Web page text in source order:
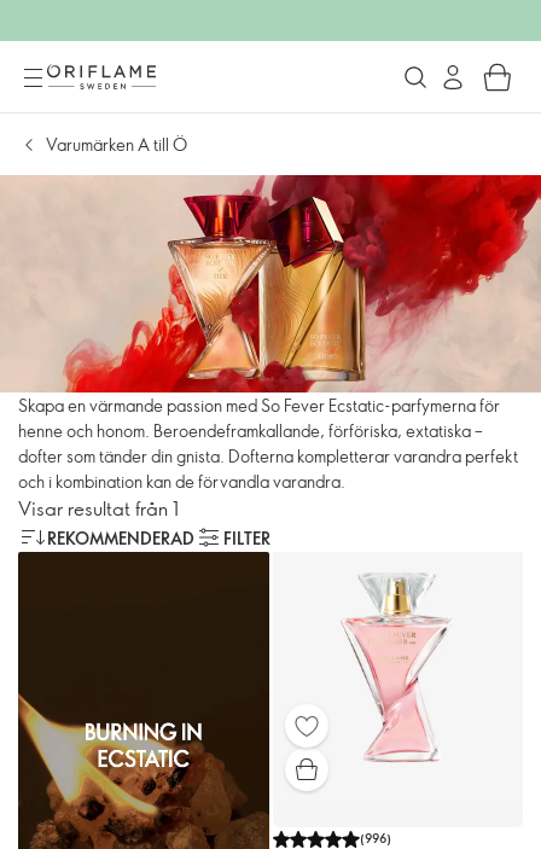
Varumärken A till Ö
Skapa en värmande passion med So Fever Ecstatic-parfymerna för
henne och honom. Beroendeframkallande, förföriska, extatiska –
dofter som tänder din gnista. Dofterna kompletterar varandra perfekt
och i kombination kan de förvandla varandra.
Visar resultat från 1
REKOMMENDERAD FILTER
(996)